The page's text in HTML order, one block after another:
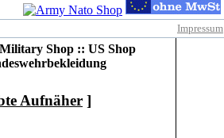
Impressum
Shop :: US Shop
Aufnäher ]